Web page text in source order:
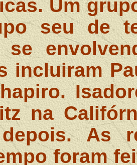
Um
seu de
se
incluiram
na
As
foram